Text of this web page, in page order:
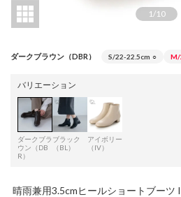
1 /10
ダークブラウン（DBR） S/22-22.5cm ○ M/
バリエーション
ダークブラ
ウン（DB
R）
ブラック
（BL）
アイボリー
（IV）
晴雨兼用3.5cmヒールショートブーツ